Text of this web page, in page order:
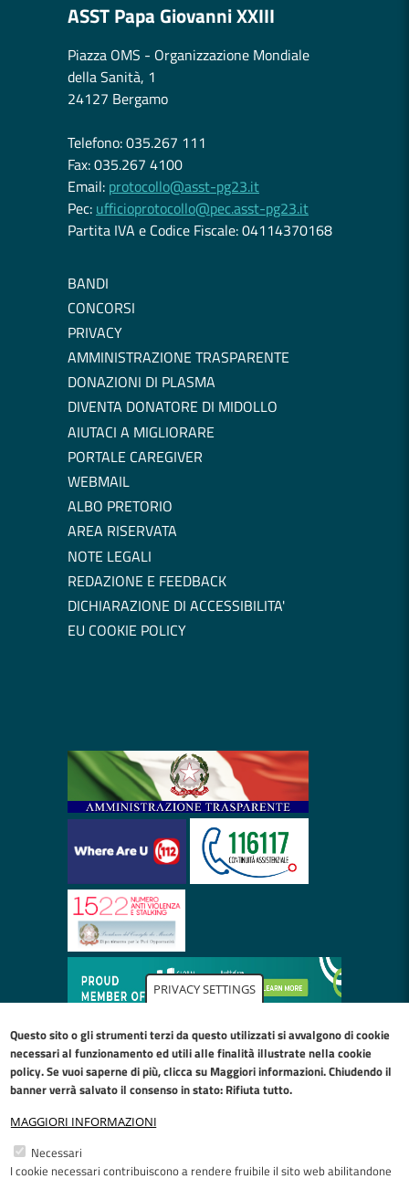
PRIVACY SETTINGS
Questo sito o gli strumenti terzi da questo utilizzati si avvalgono di cookie
necessari al funzionamento ed utili alle finalità illustrate nellacookie
policy. Se vuoi saperne di più, clicca su Maggiori informazioni. Chiudendo il
banner verrà salvato il consenso in stato: Rifiuta tutto.
MAGGIORI INFORMAZIONI
Necessari
I cookie necessari contribuiscono a rendere fruibile il sito web abilitandone
ASST Papa Giovanni XXIII
Piazza OMS - Organizzazione Mondiale
della Sanità, 1
24127 Bergamo
Telefono: 035.267 111
Fax: 035.267 4100
Email: protocollo@asst-pg23.it
Pec: ufficioprotocollo@pec.asst-pg23.it
Partita IVA e Codice Fiscale: 04114370168
BANDI
CONCORSI
PRIVACY
AMMINISTRAZIONE TRASPARENTE
DONAZIONI DI PLASMA
DIVENTA DONATORE DI MIDOLLO
AIUTACI A MIGLIORARE
PORTALE CAREGIVER
WEBMAIL
ALBO PRETORIO
AREA RISERVATA
NOTE LEGALI
REDAZIONE E FEEDBACK
DICHIARAZIONE DI ACCESSIBILITA'
EU COOKIE POLICY
Restiamo in contatto